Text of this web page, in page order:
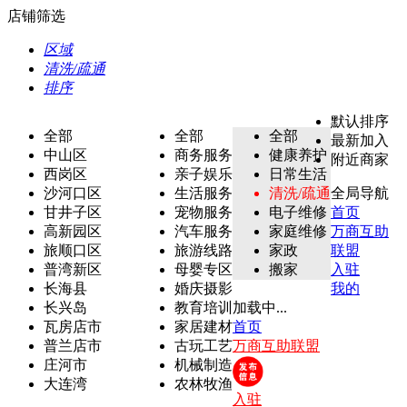
店铺筛选
区域
清洗/疏通
排序
全部
中山区
西岗区
沙河口区
甘井子区
高新园区
旅顺口区
普湾新区
长海县
长兴岛
瓦房店市
普兰店市
庄河市
大连湾
全部
商务服务
亲子娱乐
生活服务
宠物服务
汽车服务
旅游线路
母婴专区
婚庆摄影
教育培训
家居建材
古玩工艺
机械制造
农林牧渔
全部
健康养护
日常生活
清洗/疏通
电子维修
家庭维修
家政
搬家
默认排序
最新加入
附近商家
全局导航
首页
万商互助
联盟
入驻
我的
加载中...
首页
万商互助联盟
入驻